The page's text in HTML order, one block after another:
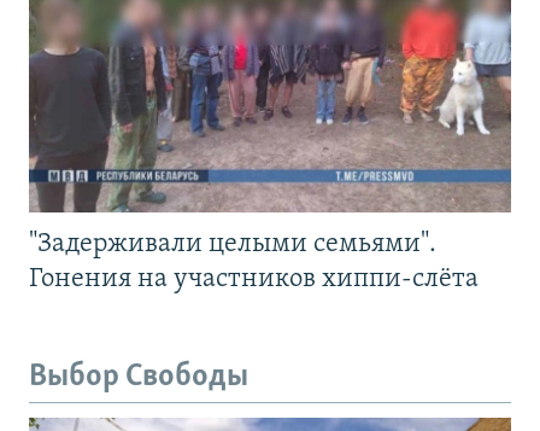
"Задерживали целыми семьями".
Гонения на участников хиппи-слёта
Выбор Свободы